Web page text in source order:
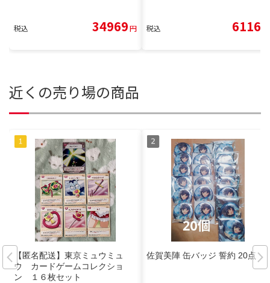
税込 34969円 税込 6116
近くの売り場の商品
【匿名配送】東京ミュウミュ
ウ カードゲームコレクショ
ン １６枚セット
佐賀美陣 缶バッジ 誓約 20点